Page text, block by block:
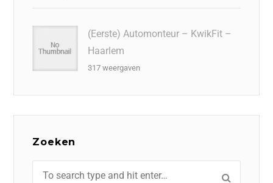
(Eerste) Automonteur – KwikFit –
Haarlem
317 weergaven
Zoeken